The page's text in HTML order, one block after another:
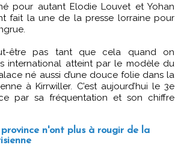
pour autant Elodie Louvet et Yohan
fait la une de la presse lorraine pour
être pas tant que cela quand on
international atteint par le modèle du
né aussi d’une douce folie dans la
à Kirrwiller. C’est aujourd’hui le 3e
par sa fréquentation et son chiffre
n'ont plus à rougir de la